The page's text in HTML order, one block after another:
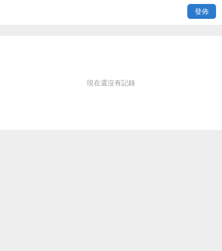
發佈
現在還沒有記錄